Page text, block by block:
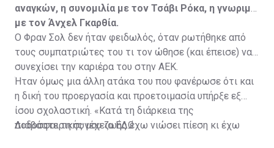
αναγκών, η συνομιλία με τον Τσάβι Ρόκα, η γνωριμία
με τον Άνχελ Γκαρθία.
Ο Φραν Σολ δεν ήταν φειδωλός, όταν ρωτήθηκε από
τους συμπατριώτες του τι τον ώθησε (και έπεισε) να
συνεχίσει την καριέρα του στην ΑΕΚ.
Ήταν όμως μια άλλη ατάκα του που φανέρωσε ότι και
η δική του προεργασία και προετοιμασία υπήρξε εξ
ίσου σχολαστική. «Κατά τη διάρκεια της
ποδοσφαιρικής μου ζωής έχω νιώσει πίεση κι έχω
Διαβάστε τη συνέχειαΕΔΩ